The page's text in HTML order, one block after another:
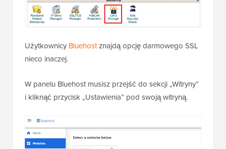
Użytkownicy Bluehostznajdą opcję darmowego SSL
nieco inaczej.
W panelu Bluehost musisz przejść do sekcji „Witryny”
i kliknąć przycisk „Ustawienia” pod swoją witryną.